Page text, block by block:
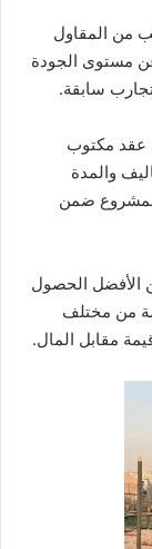
من المقاول
مستوى الجودة
سابقة.
عقد مكتوب
والمدة
ضمن
الأفضل الحصول
من مختلف
مقابل المال.